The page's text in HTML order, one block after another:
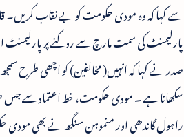
سے کہا کہ وہ مودی حکومت کو بے نقاب کریں۔ قائد
پارلیمنٹ کی سمت مارچ سے روکنے پر پارلیمنٹ
صدر نے کہا کہ انہیں( مخالفین) کو اچھی طرح
سکھانا ہے ۔ مودی حکومت، خط اعتماد سے جس
راہول گاندھی اور منموہن سنگھ نے بھی مودی